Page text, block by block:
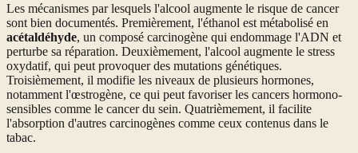
Les mécanismes par lesquels l'alcool augmente le risque de cancer
sont bien documentés. Premièrement, l'éthanol est métabolisé en
acétaldéhyde, un composé carcinogène qui endommage l'ADN et
perturbe sa réparation. Deuxièmement, l'alcool augmente le stress
oxydatif, qui peut provoquer des mutations génétiques.
Troisièmement, il modifie les niveaux de plusieurs hormones,
notamment l'œstrogène, ce qui peut favoriser les cancers hormono-
sensibles comme le cancer du sein. Quatrièmement, il facilite
l'absorption d'autres carcinogènes comme ceux contenus dans le
tabac.